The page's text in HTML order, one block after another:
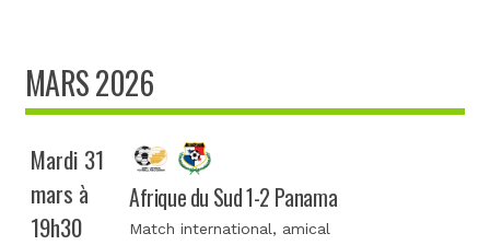
MARS 2026
Mardi 31
mars à
19h30
Afrique du Sud 1-2 Panama
Match international, amical